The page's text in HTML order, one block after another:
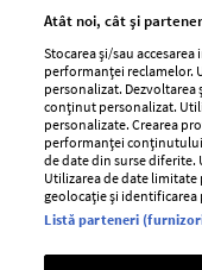
GSP
Unica
Baby
Retete
Pariază
Jocurile de
Atât noi, cât și
Stocarea și/sau
performanței reclamelor.
personalizat.
conținut personalizat.
personalizate. Crearea
performanței
de date din surse
Utilizarea de date limitate
geolocație și
Listă parteneri